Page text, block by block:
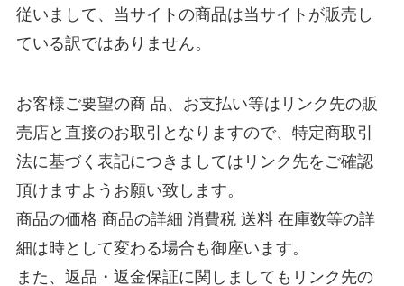
従いまして、当サイトの商品は当サイトが販売し
ている訳ではありません。
お客様ご要望の商 品、お支払い等はリンク先の販
売店と直接のお取引となりますので、特定商取引
法に基づく表記につきましてはリンク先をご確認
頂けますようお願い致します。
商品の価格 商品の詳細 消費税 送料 在庫数等の詳
細は時として変わる場合も御座います。
また、返品・返金保証に関しましてもリンク先の